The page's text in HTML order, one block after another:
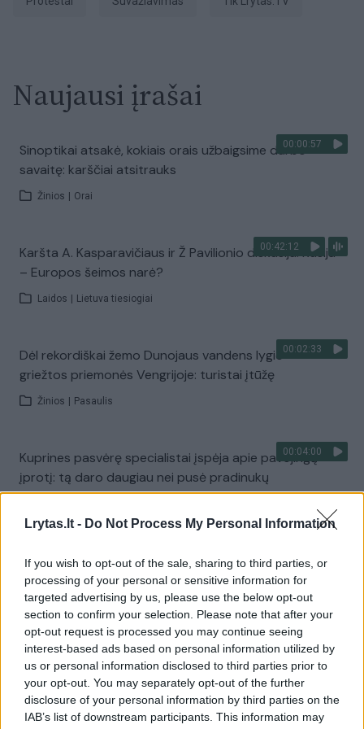
Lrytas.lt - Do Not Process My Personal Information
If you wish to opt-out of the sale, sharing to third parties, or
processing of your personal or sensitive information for
targeted advertising by us, please use the below opt-out
section to confirm your selection. Please note that after your
opt-out request is processed you may continue seeing
interest-based ads based on personal information utilized by
us or personal information disclosed to third parties prior to
your opt-out. You may separately opt-out of the further
disclosure of your personal information by third parties on the
IAB’s list of downstream participants. This information may
Naujausi įrašai
00:00:57
Sinoptikai atsakė, kokiais orais užbaigsime darbo
savaitę: karščiai atsitrauks
Žinios Orai
00:42:12
Karšta A. Kasparavičiaus ir Ž Pavilionio diskusija: Rusija
– Europos šeimos narė?
Laidos Lietuva tiesiogiai
00:02:33
Dėl rekordiškai žemo Dunojaus vandens lygio –
griežtos priemonės Vengrijoje: turistai įtūžę
Žinios Pasaulis
00:04:00
Kuprines pasvėrę specialistai įspėja apie pavojingą
įprotį: tą daro daugiau nei pusė pradinukų
Visi įrašai
Žiūrimiausi įrašai
00:00:30
Vaizdai iš tragiškos avarijos Vilniaus r.: dviejų moterų ir
vaiko gyvybių išgelbėti nepavyko